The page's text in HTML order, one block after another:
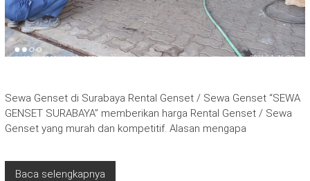
Sewa Genset di Surabaya Rental Genset / Sewa Genset “SEWA
GENSET SURABAYA” memberikan harga Rental Genset / Sewa
Genset yang murah dan kompetitif. Alasan mengapa
Baca selengkapnya